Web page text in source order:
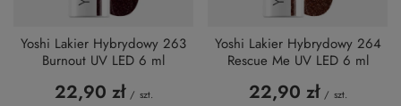
Yoshi Lakier Hybrydowy 263
Burnout UV LED 6 ml
22,90 zł / szt.
Yoshi Lakier Hybrydowy 264
Rescue Me UV LED 6 ml
22,90 zł / szt.